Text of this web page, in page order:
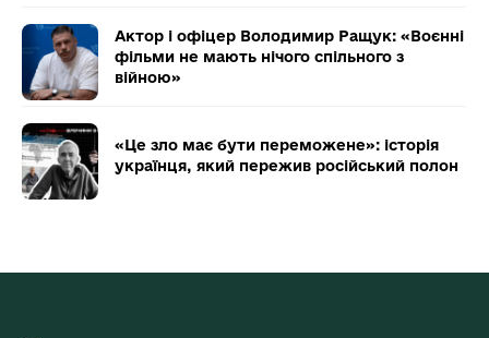
Актор і офіцер Володимир Ращук: «Воєнні
фільми не мають нічого спільного з
війною»
«Це зло має бути переможене»: історія
українця, який пережив російський полон